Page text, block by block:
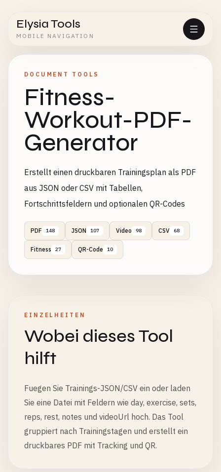
Elysia Tools
MOBILE NAVIGATION
DOCUMENT TOOLS
Fitness-
Workout-PDF-
Generator
Erstellt einen druckbaren Trainingsplan als PDF
aus JSON oder CSV mit Tabellen,
Fortschrittsfeldern und optionalen QR-Codes
PDF 148 JSON 107 Video 98 CSV 68
Fitness 27 QR-Code 10
EINZELHEITEN
Wobei dieses Tool
hilft
Fuegen Sie Trainings-JSON/CSV ein oder laden
Sie eine Datei mit Feldern wie day, exercise, sets,
reps, rest, notes und videoUrl hoch. Das Tool
gruppiert nach Trainingstagen und erstellt ein
druckbares PDF mit Tracking und QR.